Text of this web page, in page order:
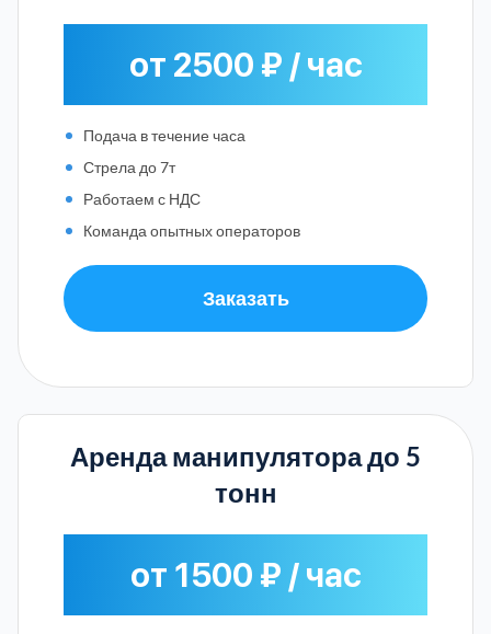
от 2500 ₽ / час
Подача в течение часа
Стрела до 7т
Работаем с НДС
Команда опытных операторов
Заказать
Аренда манипулятора до 5
тонн
от 1500 ₽ / час